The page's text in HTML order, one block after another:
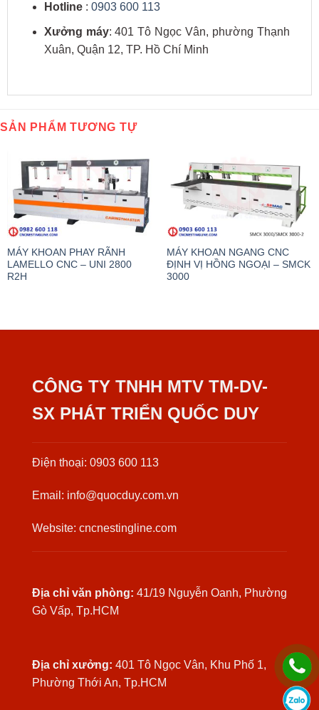
Hotline: 0903 600 113
Xưởng máy: 401 Tô Ngọc Vân, phường Thạnh
Xuân, Quận 12, TP. Hồ Chí Minh
SẢN PHẨM TƯƠNG TỰ
MÁY KHOAN PHAY RÃNH
LAMELLO CNC – UNI 2800
R2H
MÁY KHOAN NGANG CNC
ĐỊNH VỊ HỒNG NGOẠI – SMCK
3000
CÔNG TY TNHH MTV TM-DV-
SX PHÁT TRIỂN QUỐC DUY
Điện thoại: 0903 600 113
Email: info@quocduy.com.vn
Website: cncnestingline.com
Địa chỉ văn phòng: 41/19 Nguyễn Oanh, Phường
Gò Vấp, Tp.HCM
Địa chỉ xưởng: 401 Tô Ngọc Vân, Khu Phố 1,
Phường Thới An, Tp.HCM